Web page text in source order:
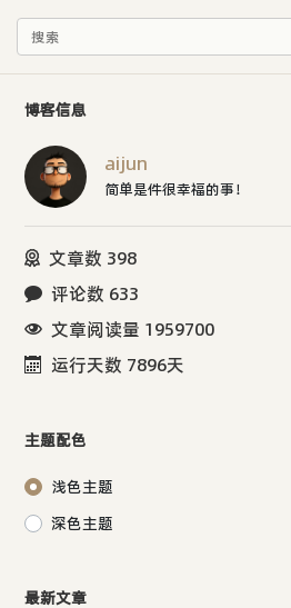
博客信息
aijun
简单是件很幸福的事！
文章数 398
评论数 633
文章阅读量 1959700
运行天数 7896天
主题配色
浅色主题
深色主题
最新文章